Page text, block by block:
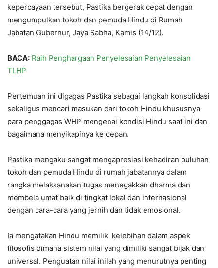
kepercayaan tersebut, Pastika bergerak cepat dengan
mengumpulkan tokoh dan pemuda Hindu di Rumah
Jabatan Gubernur, Jaya Sabha, Kamis (14/12).
BACA: Raih Penghargaan Penyelesaian Penyelesaian
TLHP
Pertemuan ini digagas Pastika sebagai langkah konsolidasi
sekaligus mencari masukan dari tokoh Hindu khususnya
para penggagas WHP mengenai kondisi Hindu saat ini dan
bagaimana menyikapinya ke depan.
Pastika mengaku sangat mengapresiasi kehadiran puluhan
tokoh dan pemuda Hindu di rumah jabatannya dalam
rangka melaksanakan tugas menegakkan dharma dan
membela umat baik di tingkat lokal dan internasional
dengan cara-cara yang jernih dan tidak emosional.
Ia mengatakan Hindu memiliki kelebihan dalam aspek
filosofis dimana sistem nilai yang dimiliki sangat bijak dan
universal. Penguatan nilai inilah yang menurutnya penting